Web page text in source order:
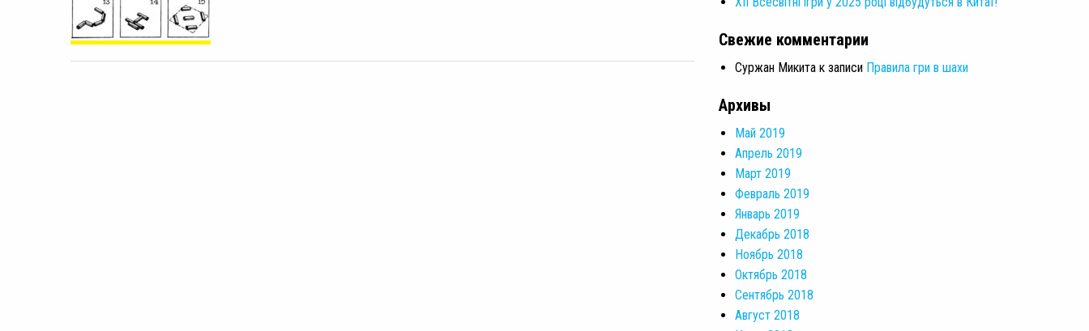
Свежие комментарии
Суржан Микита к записи Правила гри в шахи
Архивы
Май 2019
Апрель 2019
Март 2019
Февраль 2019
Январь 2019
Декабрь 2018
Ноябрь 2018
Октябрь 2018
Сентябрь 2018
Август 2018